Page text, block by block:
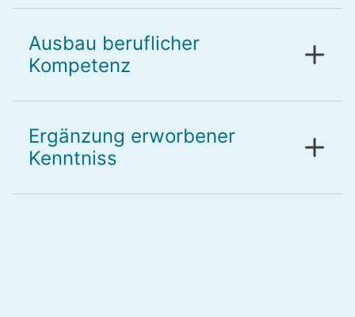
Ausbau beruflicher
Kompetenz
Ergänzung erworbener
Kenntniss